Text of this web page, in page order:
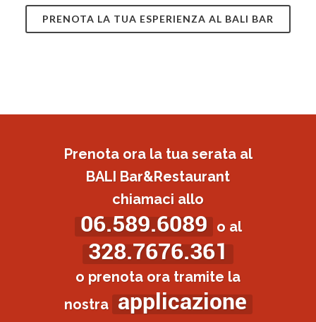
PRENOTA LA TUA ESPERIENZA AL BALI BAR
Prenota ora la tua serata al
BALI Bar&Restaurant
chiamaci allo
06.589.6089 o al
328.7676.361
o prenota ora tramite la
nostra applicazione